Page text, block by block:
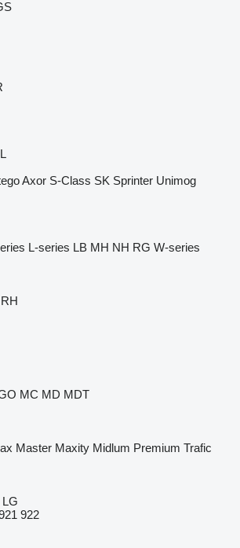
Axor S-Class SK Sprinter Unimog
L-series LB MH NH RG W-series
RH
MC MD MDT
Master Maxity Midlum Premium Trafic
LG
922